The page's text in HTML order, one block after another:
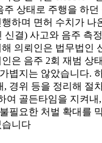
상태로 주행을 하던
하며 면허 수치가 나
신결) 사고와 음주 측
의뢰인은 법무법인
은 음주 2회 재범 상
볍지는 않았습니다.
, 경위 등을 정리해 절
여 골든타임을 지켜내
필요한 처벌 확대를
습니다